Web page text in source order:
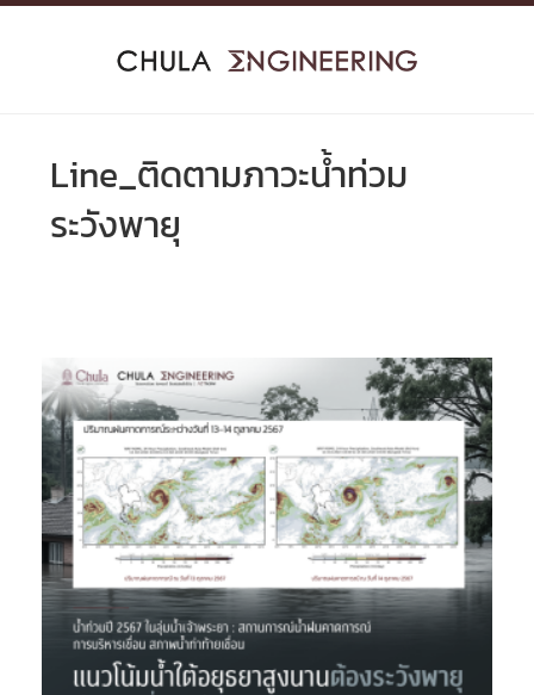
Skip
Line_ติดตามภาวะน้ำท่วม
ระวังพายุ